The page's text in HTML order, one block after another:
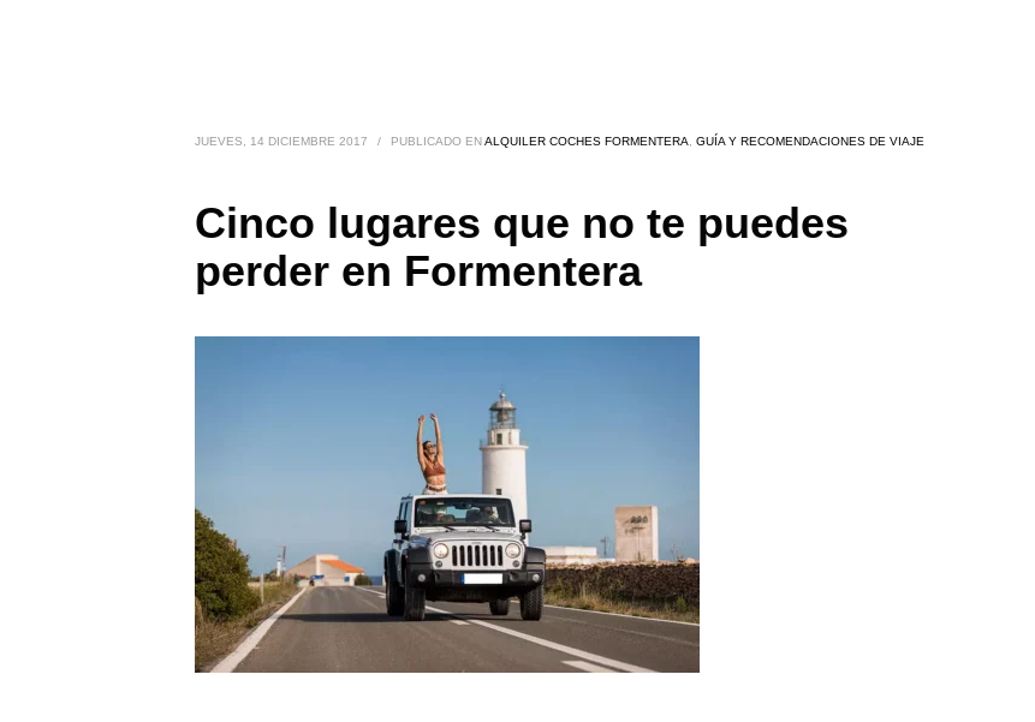
JUEVES, 14 DICIEMBRE 2017 / PUBLICADO ENALQUILER COCHES FORMENTERA, GUÍA Y RECOMENDACIONES DE VIAJE
Cinco lugares que no te puedes
perder en Formentera